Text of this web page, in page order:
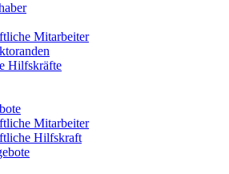
Mitarbeiter
Hilfskräfte
Mitarbeiter
Hilfskraft